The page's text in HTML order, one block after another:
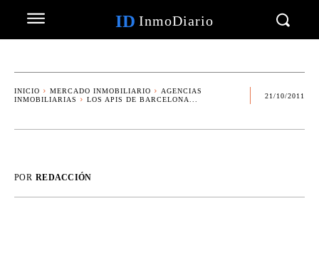
ID InmoDiario
INICIO MERCADO INMOBILIARIO
AGENCIAS
INMOBILIARIAS
LOS APIS DE BARCELONA...
21/10/2011
POR REDACCIÓN